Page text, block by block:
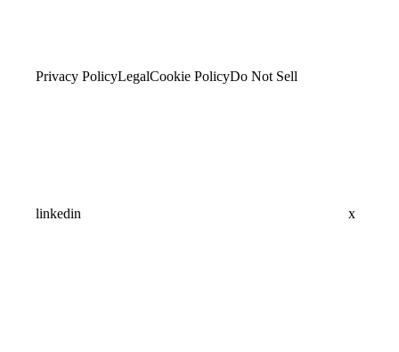
Privacy PolicyLegalCookie PolicyDo Not Sell
linkedin x